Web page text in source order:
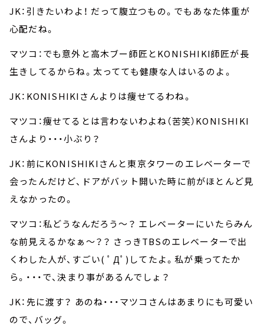
JK：引きたいわよ！ だって腹立つもの。でもあなた体重が
心配だね。
マツコ：でも意外と高木ブー師匠とKONISHIKI師匠が長
生きしてるからね。太ってても健康な人はいるのよ。
JK：KONISHIKIさんよりは痩せてるわね。
マツコ：痩せてるとは言わないわよね（苦笑）KONISHIKI
さんより・・・小ぶり？
JK：前にKONISHIKIさんと東京タワーのエレベーターで
会ったんだけど、ドアがバット開いた時に前がほとんど見
えなかったの。
マツコ：私どうなんだろう～？ エレベーターにいたらみん
な前見えるかなぁ～？？ さっきTBSのエレベーターで出
くわした人が、すごい( ﾟДﾟ)してたよ。私が乗ってたか
ら。・・・で、決まり事があるんでしょ？
JK：先に渡す？ あのね・・・マツコさんはあまりにも可愛い
ので、バッグ。